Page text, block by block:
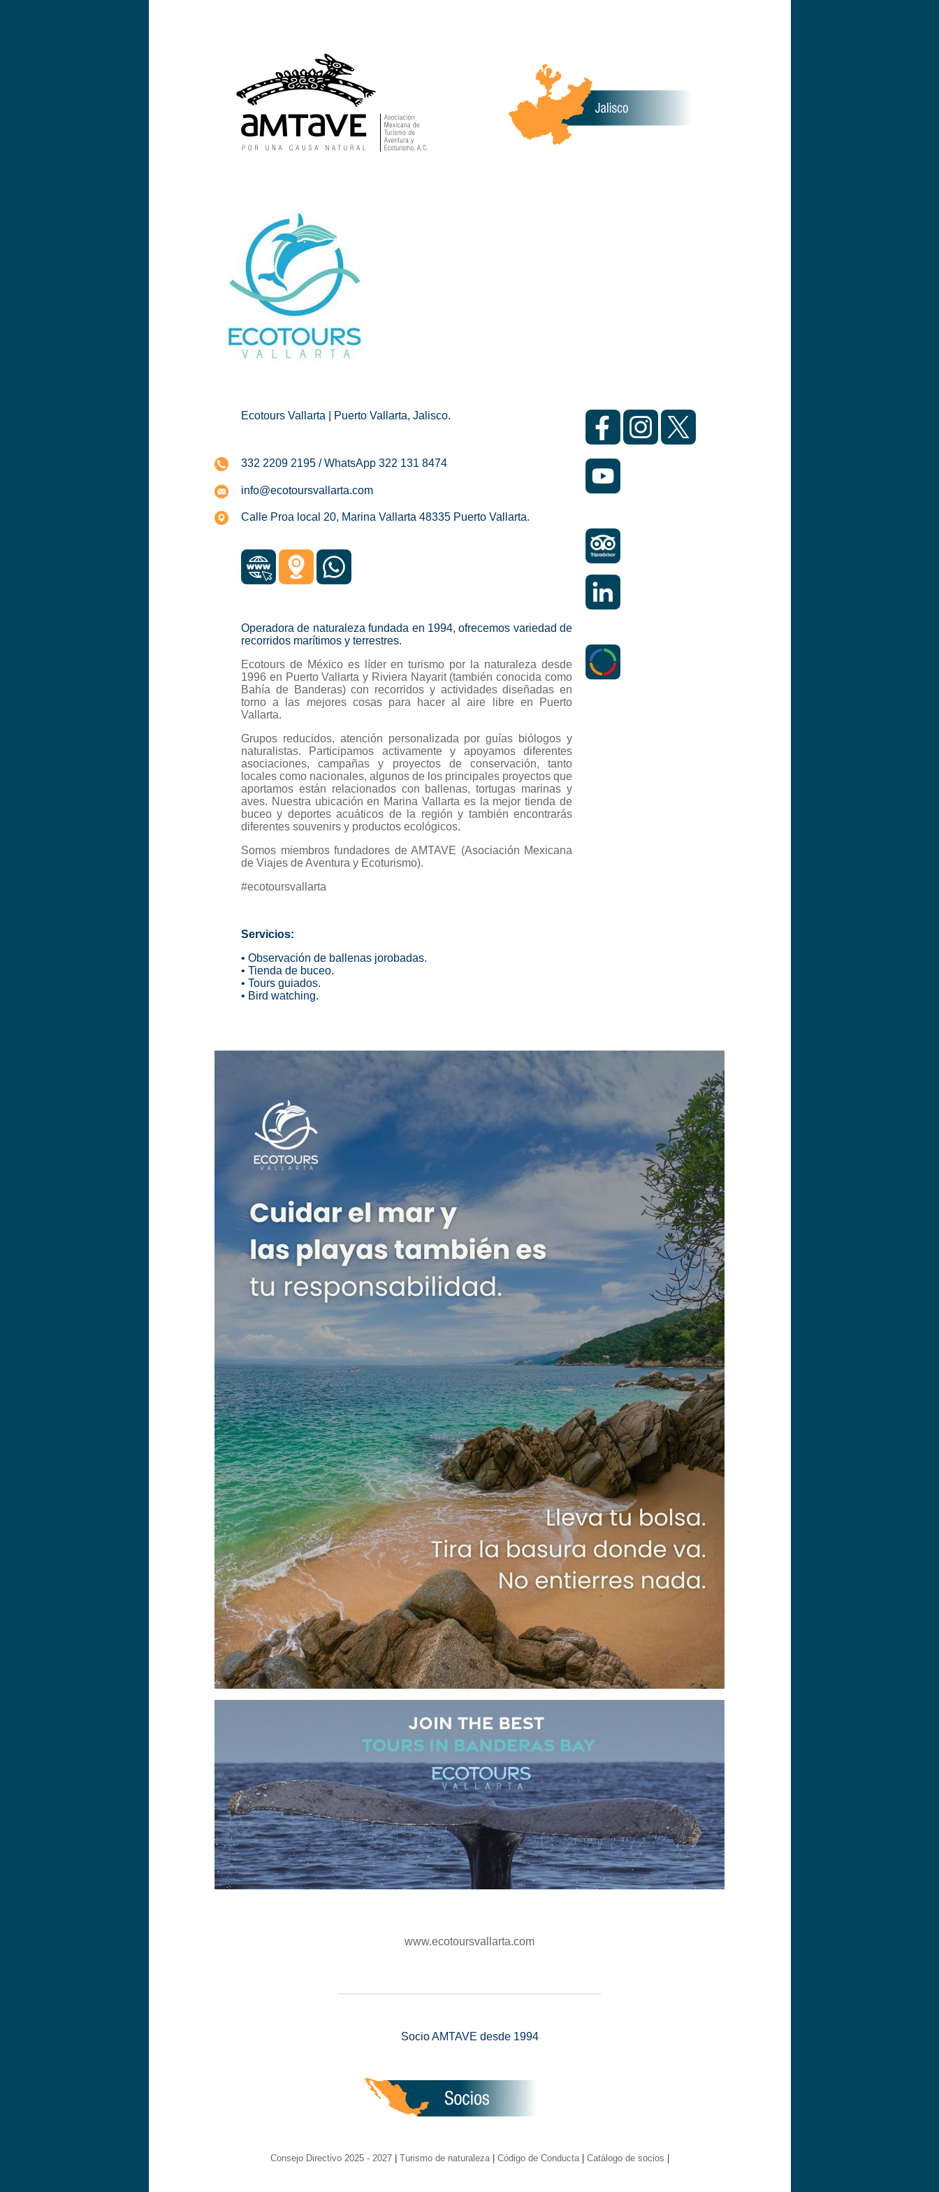
Ecotours Vallarta | Puerto Vallarta, Jalisco.
332 2209 2195 / WhatsApp 322 131 8474
info@ecotoursvallarta.com
Calle Proa local 20, Marina Vallarta 48335 Puerto Vallarta.
Operadora de naturaleza fundada en 1994, ofrecemos variedad de
recorridos marítimos y terrestres.
Ecotours de México es líder en turismo por la naturaleza desde
1996 en Puerto Vallarta y Riviera Nayarit (también conocida como
Bahía de Banderas) con recorridos y actividades diseñadas en
torno a las mejores cosas para hacer al aire libre en Puerto
Vallarta.
Grupos reducidos, atención personalizada por guías biólogos y
naturalistas. Participamos activamente y apoyamos diferentes
asociaciones, campañas y proyectos de conservación, tanto
locales como nacionales, algunos de los principales proyectos que
aportamos están relacionados con ballenas, tortugas marinas y
aves. Nuestra ubicación en Marina Vallarta es la mejor tienda de
buceo y deportes acuáticos de la región y también encontrarás
diferentes souvenirs y productos ecológicos.
Somos miembros fundadores de AMTAVE (Asociación Mexicana
de Viajes de Aventura y Ecoturismo).
#ecotoursvallarta
Servicios:
• Observación de ballenas jorobadas.
• Tienda de buceo.
• Tours guiados.
• Bird watching.
www.ecotoursvallarta.com
Socio AMTAVE desde 1994
Consejo Directivo 2025 - 2027| Turismo de naturaleza| Código de Conducta Catálogo de socios